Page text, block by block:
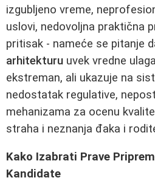
izgubljeno vreme,
uslovi, nedovoljna praktična
pritisak - nameće se pitanje
arhitekturu uvek vredne
ekstreman, ali ukazuje na
nedostatak regulative,
mehanizama za ocenu
straha i neznanja đaka i
Kako Izabrati Prave
Kandidate